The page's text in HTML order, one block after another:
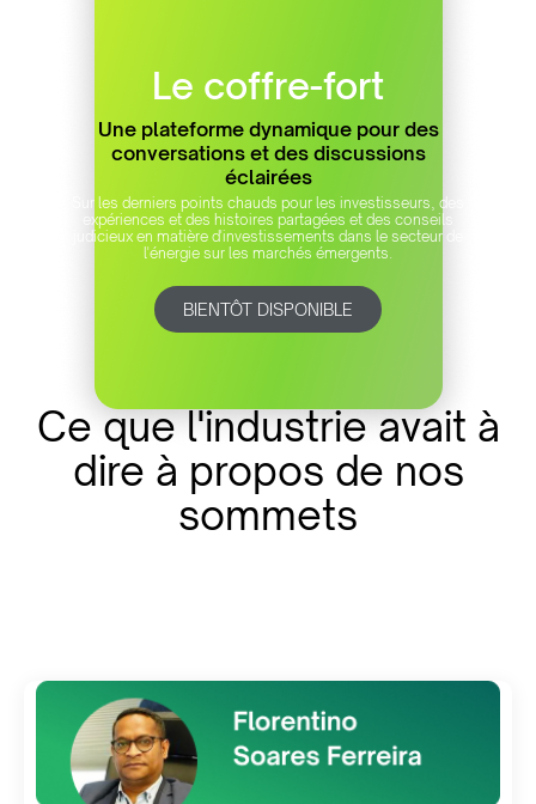
Le coffre-fort
Une plateforme dynamique pour des
conversations et des discussions
éclairées
Sur les derniers points chauds pour les investisseurs, des
expériences et des histoires partagées et des conseils
judicieux en matière d'investissements dans le secteur de
l'énergie sur les marchés émergents.
BIENTÔT DISPONIBLE
Ce que l'industrie avait à
dire à propos de nos
sommets